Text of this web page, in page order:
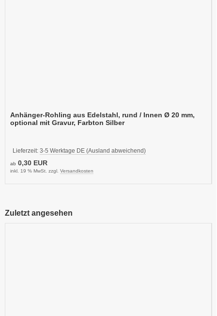
Anhänger-Rohling aus Edelstahl, rund / Innen Ø 20 mm,
optional mit Gravur, Farbton Silber
Lieferzeit: 3-5 Werktage DE (Ausland abweichend)
ab 0,30 EUR
inkl. 19 % MwSt. zzgl. Versandkosten
Zuletzt angesehen